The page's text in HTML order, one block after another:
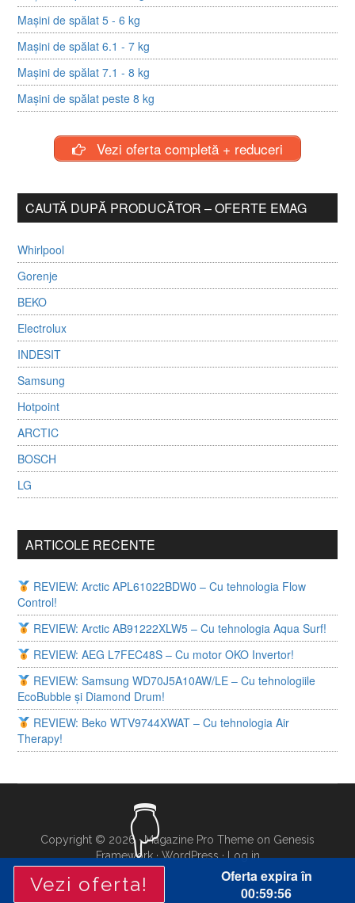
Vezi oferta!
Oferta expira în
00:59:55
Mașini de spălat 5 - 6 kg
Mașini de spălat 6.1 - 7 kg
Mașini de spălat 7.1 - 8 kg
Mașini de spălat peste 8 kg
Vezi oferta completă + reduceri
CAUTĂ DUPĂ PRODUCĂTOR – OFERTE EMAG
Whirlpool
Gorenje
BEKO
Electrolux
INDESIT
Samsung
Hotpoint
ARCTIC
BOSCH
LG
ARTICOLE RECENTE
REVIEW: Arctic APL61022BDW0 – Cu tehnologia Flow
Control!
REVIEW: Arctic AB91222XLW5 – Cu tehnologia Aqua Surf!
REVIEW: AEG L7FEC48S – Cu motor OKO Invertor!
REVIEW: Samsung WD70J5A10AW/LE – Cu tehnologiile
EcoBubble și Diamond Drum!
REVIEW: Beko WTV9744XWAT – Cu tehnologia Air
Therapy!
Copyright © 2026 ·Magazine Pro Theme on Genesis
Framework·WordPress·Log in